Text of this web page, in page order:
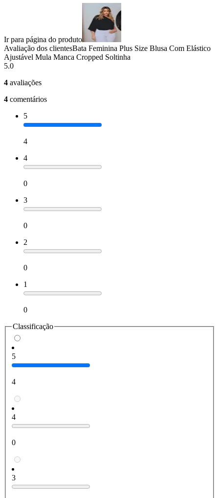
Ir para página do produto
Avaliação dos clientesBata Feminina Plus Size Blusa Com Elástico
Ajustável Mula Manca Cropped Soltinha
5.0
4 avaliações
4 comentários
5
4
4
0
3
0
2
0
1
0
Classificação
5
4
4
0
3